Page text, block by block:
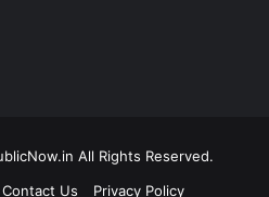
All Rights Reserved.
Contact Us Privacy Policy